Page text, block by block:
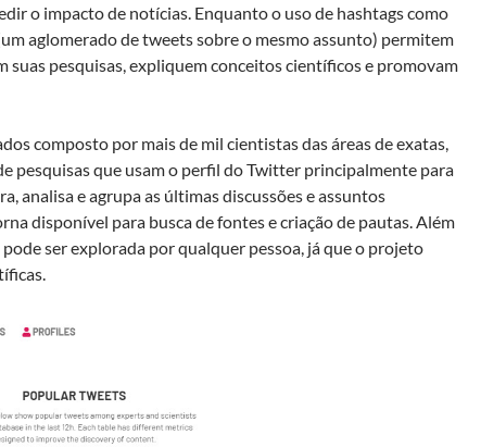
o impacto de notícias. Enquanto o uso de hashtags como
aglomerado de tweets sobre o mesmo assunto) permitem
pesquisas, expliquem conceitos científicos e promovam
composto por mais de mil cientistas das áreas de exatas,
pesquisas que usam o perfil do Twitter principalmente para
analisa e agrupa as últimas discussões e assuntos
disponível para busca de fontes e criação de pautas. Além
ser explorada por qualquer pessoa, já que o projeto